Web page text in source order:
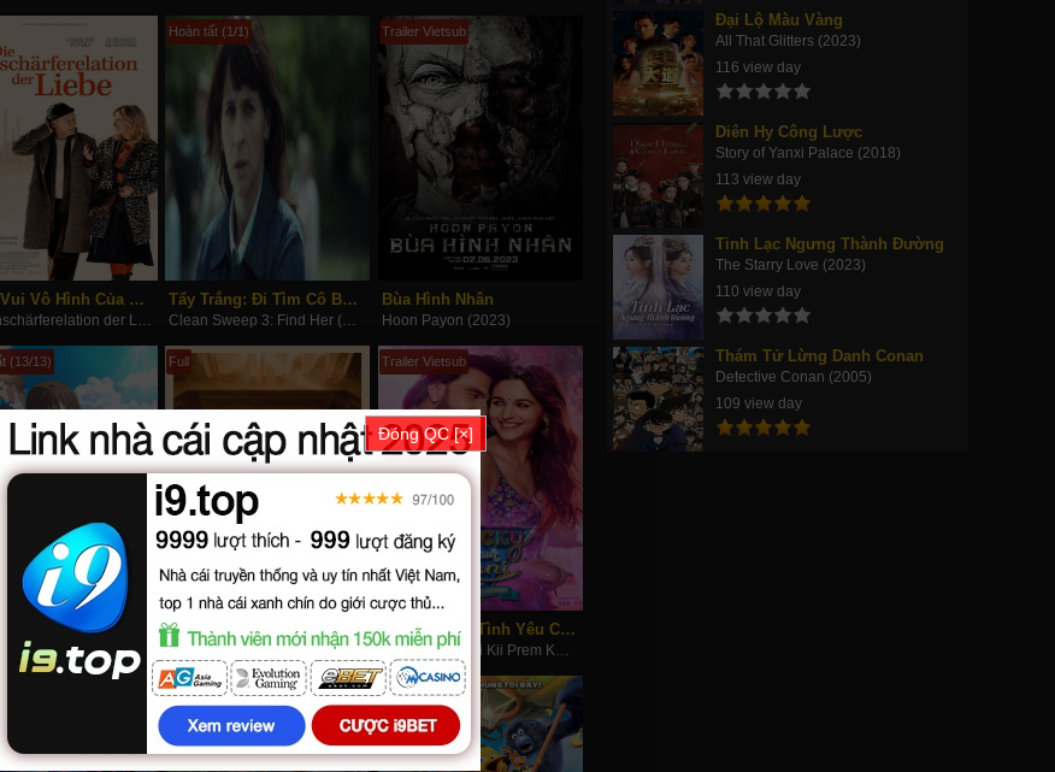
Niềm Vui Vô Hình Của Tình Yêu
Die Unschärferelation der Liebe (2023)
Hoàn tất (1/1)
Tẩy Trắng: Đi Tìm Cô Bạn Gái
Clean Sweep 3: Find Her (2023)
Trailer Vietsub
Bùa Hình Nhân
Hoon Payon (2023)
(13/13)
(Phần 3)
MF GHOST (Season 3) (2023)
Full
Khi Mọi Điều Dần An Bài
Falling into Place (2023)
Trailer Vietsub
Câu Chuyện Tình Yêu Của Rocky Và Rani
Rocky Aur Rani Kii Prem Kahaani (2023)
Full Hoàn tất (1/1)
Đại Lộ Màu Vàng
All That Glitters (2023)
116 view day
Diên Hy Công Lược
Story of Yanxi Palace (2018)
113 view day
Tinh Lạc Ngưng Thành Đường
The Starry Love (2023)
110 view day
Thám Tử Lừng Danh Conan
Detective Conan (2005)
109 view day
Đóng QC [×]